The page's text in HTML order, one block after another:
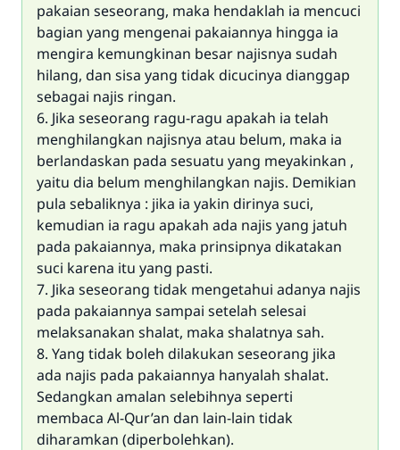
pakaian seseorang, maka hendaklah ia mencuci
bagian yang mengenai pakaiannya hingga ia
mengira kemungkinan besar najisnya sudah
hilang, dan sisa yang tidak dicucinya dianggap
sebagai najis ringan.
6. Jika seseorang ragu-ragu apakah ia telah
menghilangkan najisnya atau belum, maka ia
berlandaskan pada sesuatu yang meyakinkan ,
yaitu dia belum menghilangkan najis. Demikian
pula sebaliknya : jika ia yakin dirinya suci,
kemudian ia ragu apakah ada najis yang jatuh
pada pakaiannya, maka prinsipnya dikatakan
suci karena itu yang pasti.
7. Jika seseorang tidak mengetahui adanya najis
pada pakaiannya sampai setelah selesai
melaksanakan shalat, maka shalatnya sah.
8. Yang tidak boleh dilakukan seseorang jika
ada najis pada pakaiannya hanyalah shalat.
Sedangkan amalan selebihnya seperti
membaca Al-Qur’an dan lain-lain tidak
diharamkan (diperbolehkan).